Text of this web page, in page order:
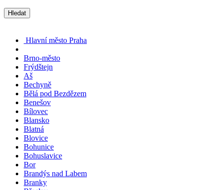
Hledat
Hlavní město Praha
Brno-město
Frýdštejn
Aš
Bechyně
Bělá pod Bezdězem
Benešov
Bílovec
Blansko
Blatná
Blovice
Bohunice
Bohuslavice
Bor
Brandýs nad Labem
Branky